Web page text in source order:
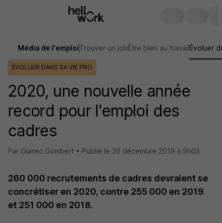
Média de l'emploiTrouver un jobÊtre bien au travailÉvoluer
ÉVOLUER DANS SA VIE PRO
2020, une nouvelle année
record pour l'emploi des
cadres
Par Guirec Gombert • Publié le 26 décembre 2019 à 9h03
260 000 recrutements de cadres devraient se
concrétiser en 2020, contre 255 000 en 2019
et 251 000 en 2018.